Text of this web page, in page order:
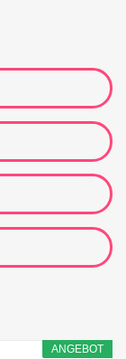
ANGEBOT